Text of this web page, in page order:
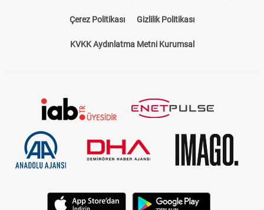
Çerez Politikası Gizlilik Politikası
KVKK Aydınlatma Metni Kurumsal